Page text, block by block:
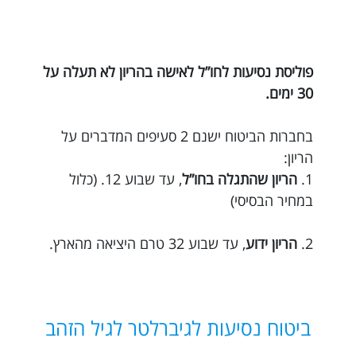
פוליסת נסיעות לחו”ל לאישה בהריון לא תעלה על
30 ימים.
בחברות הביטוח ישנם 2 סעיפים המדברים על
הריון:
1. הריון שהתגלה בחו”ל
, עד שבוע 12. (כלול
במחיר הבסיסי)
2. הריון ידוע, עד שבוע 32 טרם היציאה מהארץ.
ביטוח נסיעות לגיברלטר לגיל הזהב